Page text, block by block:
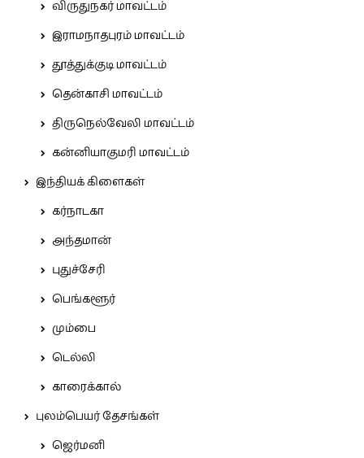
விருதுநகர் மாவட்டம்
இராமநாதபுரம் மாவட்டம்
தூத்துக்குடி மாவட்டம்
தென்காசி மாவட்டம்
திருநெல்வேலி மாவட்டம்
கன்னியாகுமரி மாவட்டம்
இந்தியக் கிளைகள்
கர்நாடகா
அந்தமான்
புதுச்சேரி
பெங்களூர்
மும்பை
டெல்லி
காரைக்கால்
புலம்பெயர் தேசங்கள்
ஜெர்மனி